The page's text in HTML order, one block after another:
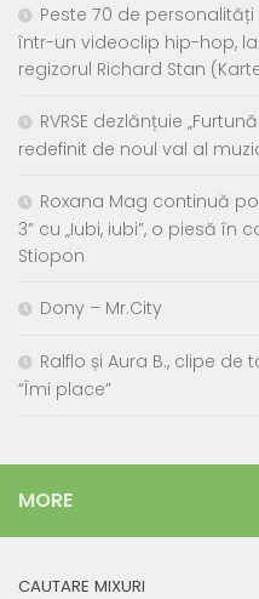
Peste 70 de
într-un videoclip hip-hop,
regizorul Richard Stan
RVRSE dezlănțuie
redefinit de noul val al
Roxana Mag continuă
3” cu „Iubi, iubi”, o piesă în
Stiopon
Dony – Mr.City
Ralflo și Aura B., clipe
“Îmi place”
MORE
CAUTARE MIXURI